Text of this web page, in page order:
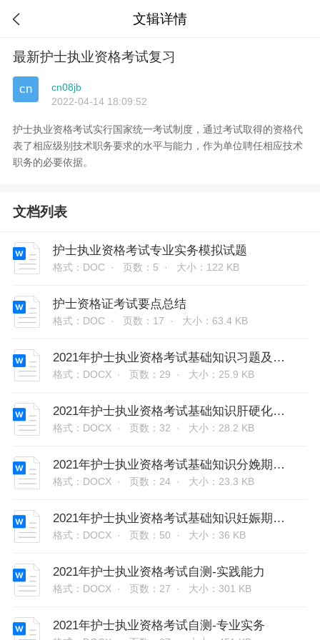
 文辑详情
最新护士执业资格考试复习
cn
cn08jb
2022-04-14 18:09:52
护士执业资格考试实行国家统一考试制度，通过考试取得的资格代
表了相应级别技术职务要求的水平与能力，作为单位聘任相应技术
职务的必要依据。
文档列表
护士执业资格考试专业实务模拟试题
格式：DOC · 页数：5 · 大小：122 KB
护士资格证考试要点总结
格式：DOC · 页数：17 · 大小：63.4 KB
2021年护士执业资格考试基础知识习题及答案
格式：DOCX · 页数：29 · 大小：25.9 KB
2021年护士执业资格考试基础知识肝硬化病人的护理习题及答案
格式：DOCX · 页数：32 · 大小：28.2 KB
2021年护士执业资格考试基础知识分娩期妇女的护理习题及答案汇总
格式：DOCX · 页数：24 · 大小：23.3 KB
2021年护士执业资格考试基础知识妊娠期妇女的护理习题及答案汇总
格式：DOCX · 页数：50 · 大小：36 KB
2021年护士执业资格考试自测-实践能力
格式：DOCX · 页数：27 · 大小：301 KB
2021年护士执业资格考试自测-专业实务